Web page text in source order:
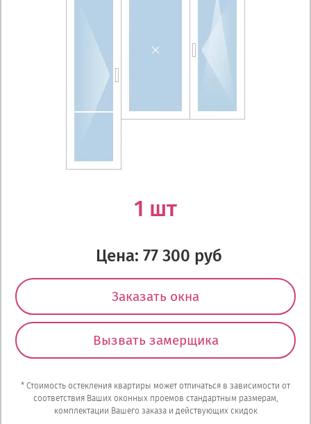
1 шт
Цена: 77 300 руб
Заказать окна
Вызвать замерщика
* Стоимость остекления квартиры может отличаться в зависимости от
соответствия Ваших оконных проемов стандартным размерам,
комплектации Вашего заказа и действующих скидок